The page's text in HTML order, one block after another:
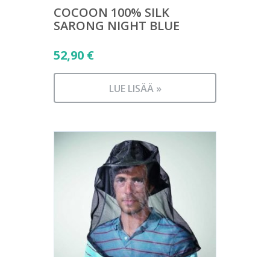
COCOON 100% SILK
SARONG NIGHT BLUE
52,90 €
LUE LISÄÄ »